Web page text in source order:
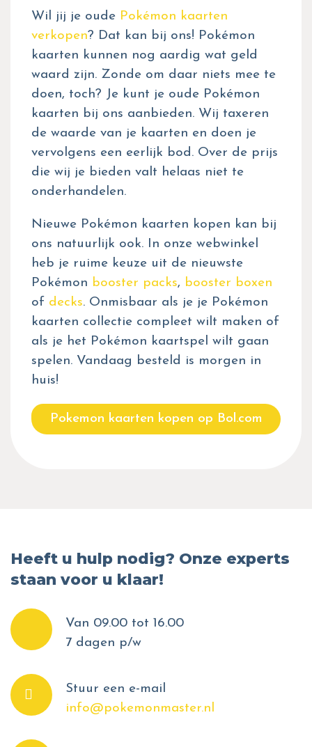
Wil jij je oude Pokémon kaarten
verkopen? Dat kan bij ons! Pokémon
kaarten kunnen nog aardig wat geld
waard zijn. Zonde om daar niets mee te
doen, toch? Je kunt je oude Pokémon
kaarten bij ons aanbieden. Wij taxeren
de waarde van je kaarten en doen je
vervolgens een eerlijk bod. Over de prijs
die wij je bieden valt helaas niet te
onderhandelen.
Nieuwe Pokémon kaarten kopen kan bij
ons natuurlijk ook. In onze webwinkel
heb je ruime keuze uit de nieuwste
Pokémon booster packs, booster boxen
of decks. Onmisbaar als je je Pokémon
kaarten collectie compleet wilt maken of
als je het Pokémon kaartspel wilt gaan
spelen. Vandaag besteld is morgen in
huis!
Pokemon kaarten kopen op Bol.com
Heeft u hulp nodig? Onze experts
staan voor u klaar!
Van 09.00 tot 16.00
7 dagen p/w
Stuur een e-mail
info@pokemonmaster.nl